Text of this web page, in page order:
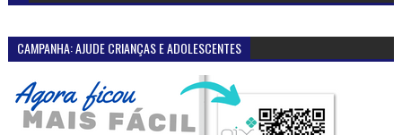
CAMPANHA: AJUDE CRIANÇAS E ADOLESCENTES